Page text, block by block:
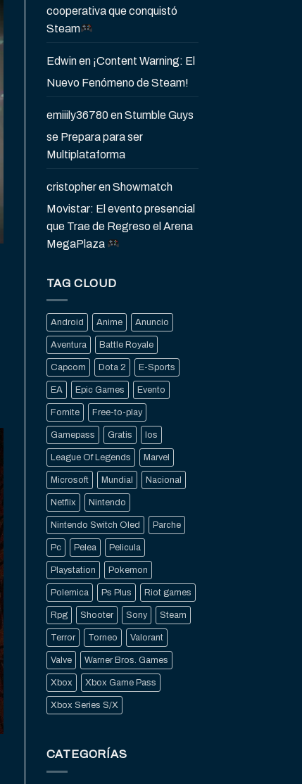
cooperativa que conquistó
Steam
Edwinen ¡Content Warning: El
Nuevo Fenómeno de Steam!
emiiily36780enStumble Guys
se Prepara para ser
Multiplataforma
cristopherenShowmatch
Movistar: El evento presencial
que Trae de Regreso el Arena
MegaPlaza
TAG CLOUD
Android Anime Anuncio
Aventura Battle Royale
Capcom Dota 2 E-Sports
EA Epic Games Evento
Fornite Free-to-play
Gamepass Gratis Ios
League Of Legends Marvel
Microsoft Mundial Nacional
Netflix Nintendo
Nintendo Switch Oled Parche
Pc Pelea Pelicula
Playstation Pokemon
Polemica Ps Plus Riot games
Rpg Shooter Sony Steam
Terror Torneo Valorant
Valve Warner Bros. Games
Xbox Xbox Game Pass
Xbox Series S/X
CATEGORÍAS